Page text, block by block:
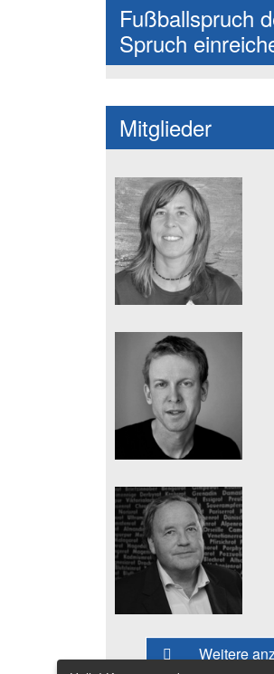
Fußballspruch
Spruch
Mitglieder
Weitere